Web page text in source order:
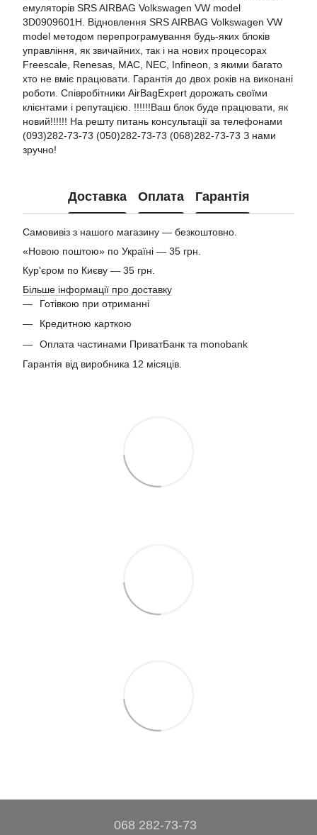
емуляторів SRS AIRBAG Volkswagen VW model
3D0909601H. Відновлення SRS AIRBAG Volkswagen VW
model методом перепрограмування будь-яких блоків
управління, як звичайних, так і на нових процесорах
Freescale, Renesas, MAC, NEC, Infineon, з якими багато
хто не вміє працювати. Гарантія до двох років на виконані
роботи. Співробітники AirBagExpert дорожать своїми
клієнтами і репутацією. !!!!!!Ваш блок буде працювати, як
новий!!!!!! На решту питань консультації за телефонами
(093)282-73-73 (050)282-73-73 (068)282-73-73 З нами
зручно!
Доставка Оплата Гарантія
Самовивіз з нашого магазину — безкоштовно.
«Новою поштою» по Україні — 35 грн.
Кур'єром по Києву — 35 грн.
Більше інформації про доставку
Готівкою при отриманні
Кредитною карткою
Оплата частинами ПриватБанк та monobank
Гарантія від виробника 12 місяців.
068 282-73-73